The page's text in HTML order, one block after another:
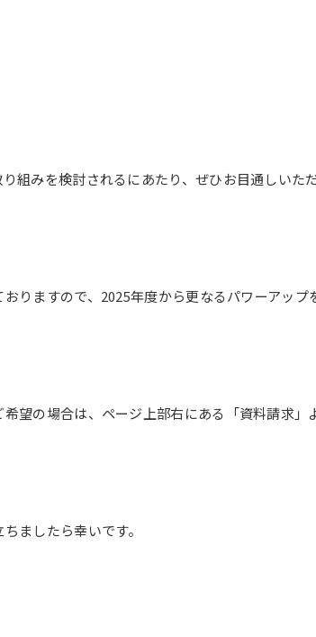
みを検討されるにあたり、ぜひお目通しいた
りますので、2025年度から更なるパワーアップ
望の場合は、ページ上部右にある「資料請求」
ましたら幸いです。